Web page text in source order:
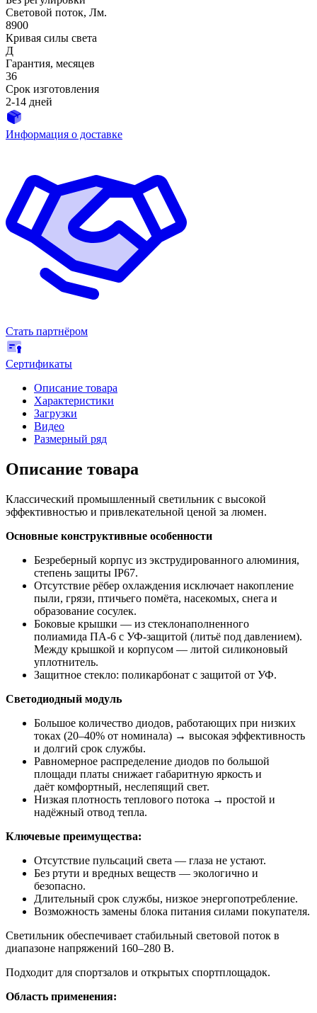
Световой поток, Лм.
8900
Кривая силы света
Д
Гарантия, месяцев
36
Срок изготовления
2-14 дней
Информация о доставке
Стать партнёром
Сертификаты
Описание товара
Характеристики
Загрузки
Видео
Размерный ряд
Описание товара
Классический промышленный светильник с высокой
эффективностью и привлекательной ценой за люмен.
Основные конструктивные особенности
Безреберный корпус из экструдированного алюминия,
степень защиты IP67.
Отсутствие рёбер охлаждения исключает накопление
пыли, грязи, птичьего помёта, насекомых, снега и
образование сосулек.
Боковые крышки — из стеклонаполненного
полиамида ПА-6 с УФ-защитой (литьё под давлением).
Между крышкой и корпусом — литой силиконовый
уплотнитель.
Защитное стекло: поликарбонат с защитой от УФ.
Светодиодный модуль
Большое количество диодов, работающих при низких
токах (20–40% от номинала) → высокая эффективность
и долгий срок службы.
Равномерное распределение диодов по большой
площади платы снижает габаритную яркость и
даёт комфортный, неслепящий свет.
Низкая плотность теплового потока → простой и
надёжный отвод тепла.
Ключевые преимущества:
Отсутствие пульсаций света — глаза не устают.
Без ртути и вредных веществ — экологично и
безопасно.
Длительный срок службы, низкое энергопотребление.
Возможность замены блока питания силами покупателя.
Светильник обеспечивает стабильный световой поток в
диапазоне напряжений 160–280 В.
Подходит для спортзалов и открытых спортплощадок.
Область применения: